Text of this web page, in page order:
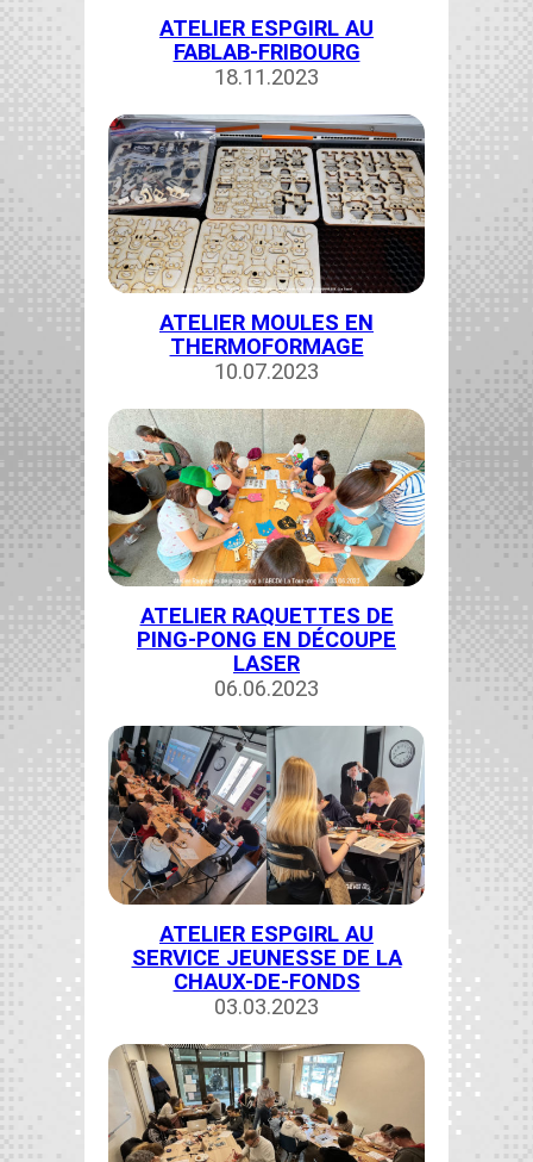
ATELIER ESPGIRL AU
FABLAB-FRIBOURG
18.11.2023
ATELIER MOULES EN
THERMOFORMAGE
10.07.2023
ATELIER RAQUETTES DE
PING-PONG EN DÉCOUPE
LASER
06.06.2023
ATELIER ESPGIRL AU
SERVICE JEUNESSE DE LA
CHAUX-DE-FONDS
03.03.2023